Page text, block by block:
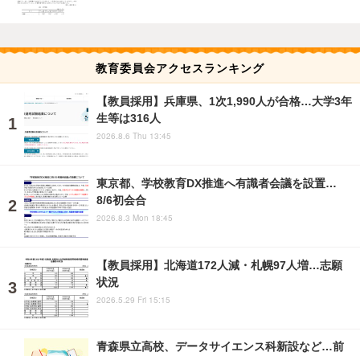
教育委員会アクセスランキング
【教員採用】兵庫県、1次1,990人が合格…大学3年
生等は316人
2026.8.6 Thu 13:45
東京都、学校教育DX推進へ有識者会議を設置…
8/6初会合
2026.8.3 Mon 18:45
【教員採用】北海道172人減・札幌97人増…志願
状況
2026.5.29 Fri 15:15
青森県立高校、データサイエンス科新設など…前